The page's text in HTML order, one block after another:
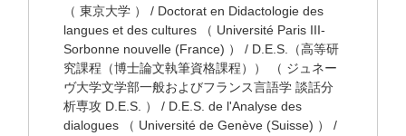
（ 東京大学 ） / Doctorat en Didactologie des
langues et des cultures （ Université Paris III-
Sorbonne nouvelle (France) ） / D.E.S.（高等研
究課程（博士論文執筆資格課程）） （ ジュネー
ヴ大学文学部一般およびフランス言語学 談話分
析専攻 D.E.S. ） / D.E.S. de l'Analyse des
dialogues （ Université de Genève (Suisse) ） /